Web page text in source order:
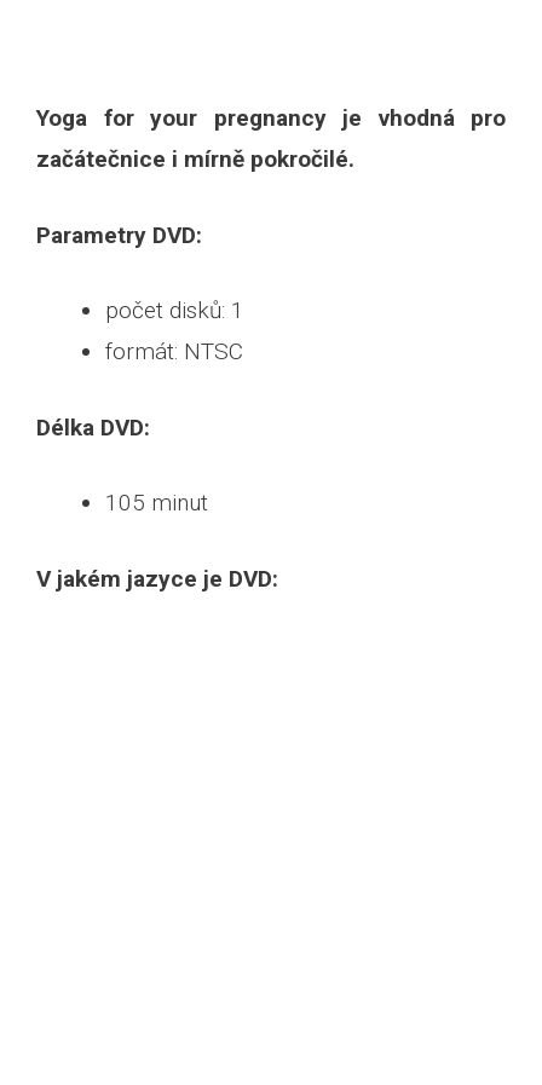
Yoga for your pregnancy je vhodná pro
začátečnice i mírně pokročilé.
Parametry DVD:
počet disků: 1
formát: NTSC
Délka DVD:
105 minut
V jakém jazyce je DVD: